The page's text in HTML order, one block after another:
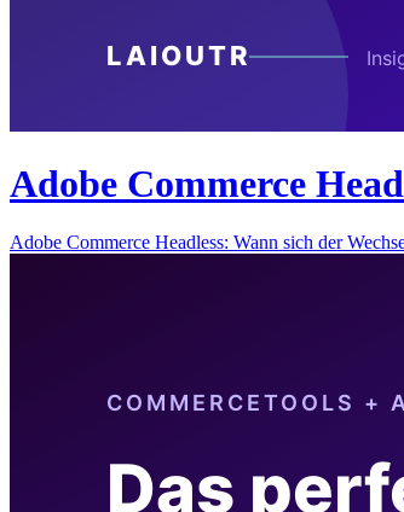
Adobe Commerce
Adobe Commerce Headless: Wann sich der